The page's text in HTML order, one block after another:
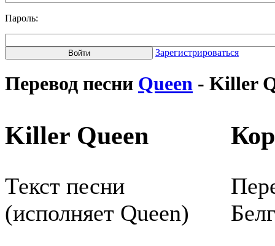
Пароль:
Зарегистрироваться
Перевод песни Queen - Killer
Killer Queen
Текст песни
(исполняет Queen)